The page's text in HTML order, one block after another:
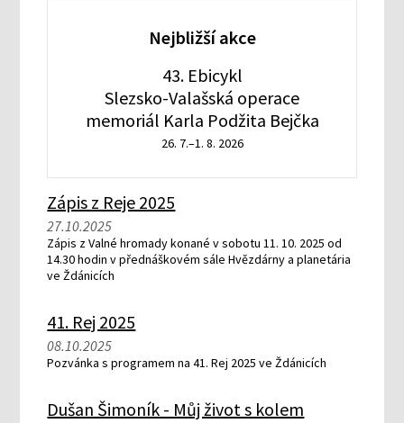
Nejbližší akce
43. Ebicykl
Slezsko-Valašská operace
memoriál Karla Podžita Bejčka
26. 7.–1. 8. 2026
Zápis z Reje 2025
27.10.2025
Zápis z Valné hromady konané v sobotu 11. 10. 2025 od
14.30 hodin v přednáškovém sále Hvězdárny a planetária
ve Ždánicích
41. Rej 2025
08.10.2025
Pozvánka s programem na 41. Rej 2025 ve Ždánicích
Dušan Šimoník - Můj život s kolem